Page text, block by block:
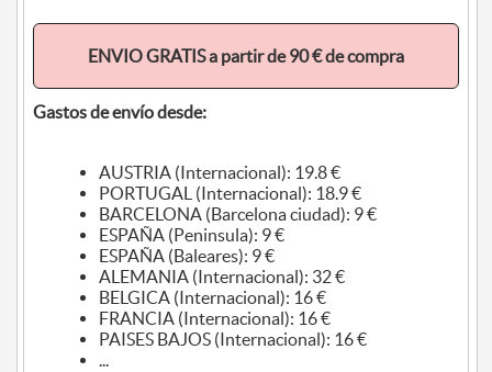
ENVIO GRATIS a partir de 90 € de compra
Gastos de envío desde:
AUSTRIA (Internacional): 19.8 €
PORTUGAL (Internacional): 18.9 €
BARCELONA (Barcelona ciudad): 9 €
ESPAÑA (Peninsula): 9 €
ESPAÑA (Baleares): 9 €
ALEMANIA (Internacional): 32 €
BELGICA (Internacional): 16 €
FRANCIA (Internacional): 16 €
PAISES BAJOS (Internacional): 16 €
...